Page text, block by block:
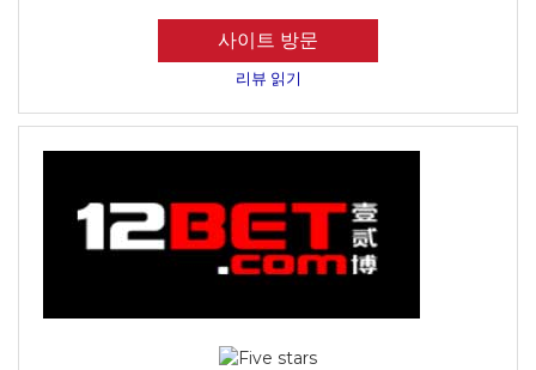
사이트 방문
리뷰 읽기